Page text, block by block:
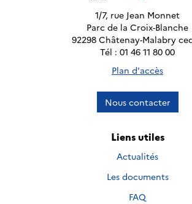
1/7, rue Jean Monnet
Parc de la Croix-Blanche
92298 Châtenay-Malabry
Tél : 01 46 11 80 00
Plan d'accès
Nous contacter
Liens utiles
Actualités
Les documents
FAQ